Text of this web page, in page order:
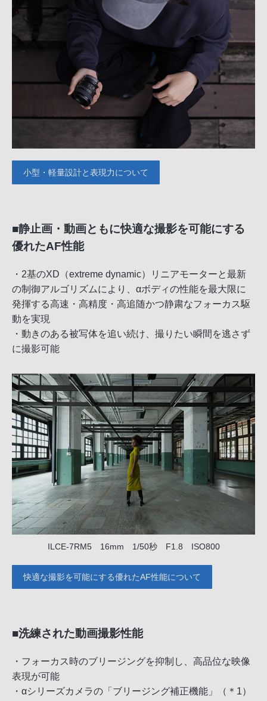
小型・軽量設計と表現力について
■静止画・動画ともに快適な撮影を可能にする
優れたAF性能
・2基のXD（extreme dynamic）リニアモーターと最新
の制御アルゴリズムにより、αボディの性能を最大限に
発揮する高速・高精度・高追随かつ静粛なフォーカス駆
動を実現
・動きのある被写体を追い続け、撮りたい瞬間を逃さず
に撮影可能
ILCE-7RM5 16mm 1/50秒 F1.8 ISO800
快適な撮影を可能にする優れたAF性能について
■洗練された動画撮影性能
・フォーカス時のブリージングを抑制し、高品位な映像
表現が可能
・αシリーズカメラの「ブリージング補正機能」（＊1）